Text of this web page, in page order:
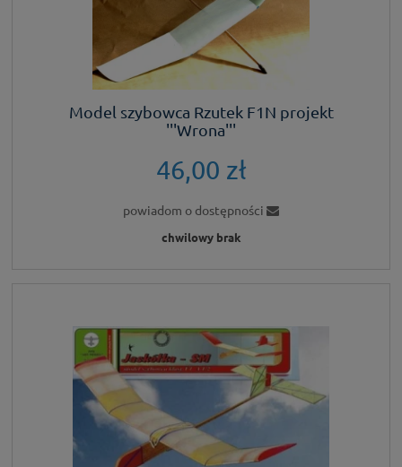
Model szybowca Rzutek F1N projekt
'''Wrona'''
46,00 zł
powiadom o dostępności
chwilowy brak